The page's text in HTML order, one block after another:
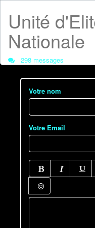
Unité
Nationale
298 messages
Votre nom
Votre Email